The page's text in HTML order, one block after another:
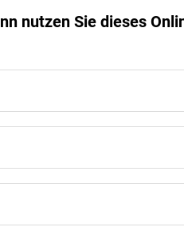
nutzen Sie dieses